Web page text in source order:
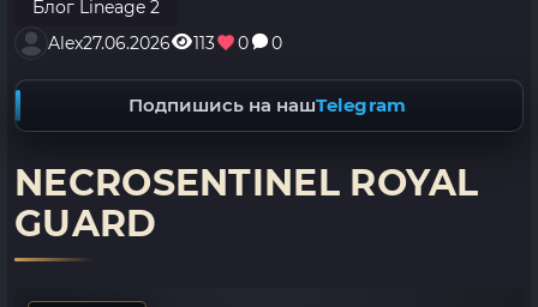
Блог Lineage 2
Alex27.06.2026 113 0 0
Подпишись на нашTelegram
NECROSENTINEL ROYAL
GUARD